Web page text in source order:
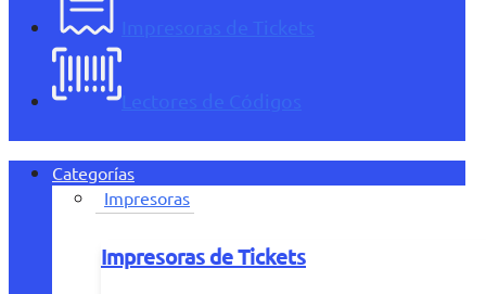
Impresoras de Tickets
Lectores de Códigos
Categorías
Impresoras
Impresoras de Tickets